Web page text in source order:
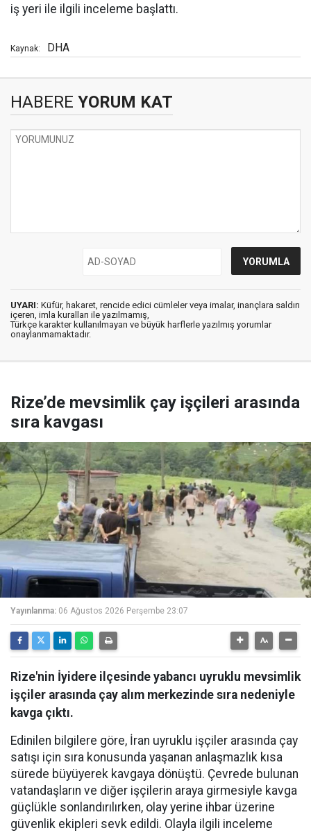
iş yeri ile ilgili inceleme başlattı.
Kaynak: DHA
HABERE YORUM KAT
UYARI: Küfür, hakaret, rencide edici cümleler veya imalar, inançlara saldırı
içeren, imla kuralları ile yazılmamış,
Türkçe karakter kullanılmayan ve büyük harflerle yazılmış yorumlar
onaylanmamaktadır.
Rize’de mevsimlik çay işçileri arasında
sıra kavgası
Yayınlanma: 06 Ağustos 2026 Perşembe 23:07
Rize'nin İyidere ilçesinde yabancı uyruklu mevsimlik
işçiler arasında çay alım merkezinde sıra nedeniyle
kavga çıktı.
Edinilen bilgilere göre, İran uyruklu işçiler arasında çay
satışı için sıra konusunda yaşanan anlaşmazlık kısa
sürede büyüyerek kavgaya dönüştü. Çevrede bulunan
vatandaşların ve diğer işçilerin araya girmesiyle kavga
güçlükle sonlandırılırken, olay yerine ihbar üzerine
güvenlik ekipleri sevk edildi. Olayla ilgili inceleme